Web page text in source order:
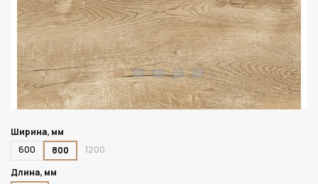
Ширина, мм
600
800
1200
Длина, мм